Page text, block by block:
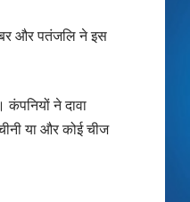
और पतंजलि ने इस
ने दावा
या और कोई चीज